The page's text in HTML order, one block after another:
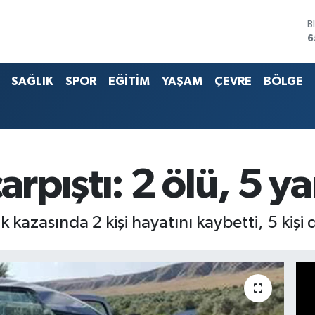
SAĞLIK SPOR EĞİTİM YAŞAM ÇEVRE BÖLGE
2 ölü, 5
2 kişi hayatını kaybetti, 5 kişi